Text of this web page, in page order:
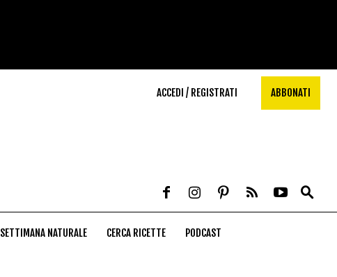
ACCEDI / REGISTRATI ABBONATI
SETTIMANA NATURALE CERCA RICETTE PODCAST